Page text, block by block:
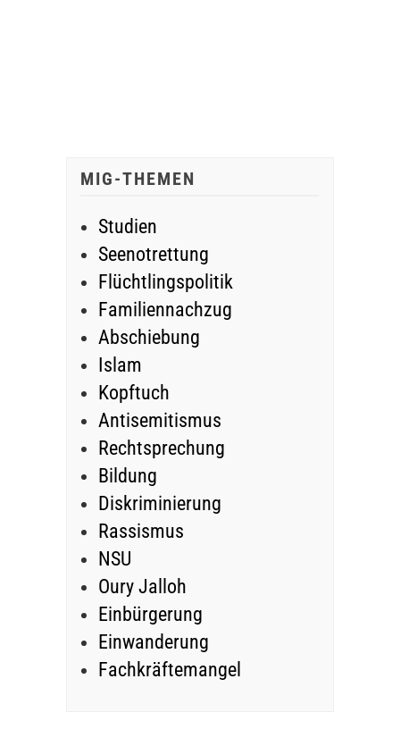
MIG-THEMEN
Studien
Seenotrettung
Flüchtlingspolitik
Familiennachzug
Abschiebung
Islam
Kopftuch
Antisemitismus
Rechtsprechung
Bildung
Diskriminierung
Rassismus
NSU
Oury Jalloh
Einbürgerung
Einwanderung
Fachkräftemangel